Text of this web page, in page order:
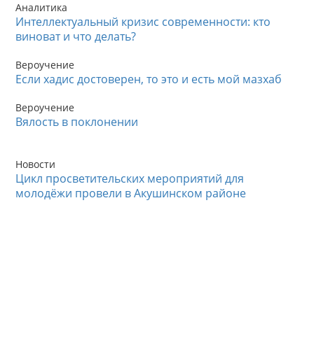
Аналитика
Интеллектуальный кризис современности: кто
виноват и что делать?
Вероучение
Если хадис достоверен, то это и есть мой мазхаб
Вероучение
Вялость в поклонении
Новости
Цикл просветительских мероприятий для
молодёжи провели в Акушинском районе